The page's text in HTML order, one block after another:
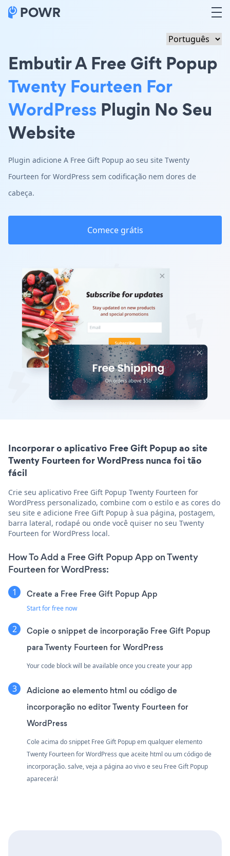
Embutir A Free Gift Popup
Twenty Fourteen For
WordPress Plugin No Seu
Website
Plugin adicione A Free Gift Popup ao seu site Twenty
Fourteen for WordPress sem codificação nem dores de
cabeça.
Comece grátis
Incorporar o aplicativo Free Gift Popup ao site
Twenty Fourteen for WordPress nunca foi tão
fácil
Crie seu aplicativo Free Gift Popup Twenty Fourteen for
WordPress personalizado, combine com o estilo e as cores do
seu site e adicione Free Gift Popup à sua página, postagem,
barra lateral, rodapé ou onde você quiser no seu Twenty
Fourteen for WordPress local.
How To Add a Free Gift Popup App on Twenty
Fourteen for WordPress:
Create a Free Free Gift Popup App
Start for free now
Copie o snippet de incorporação Free Gift Popup
para Twenty Fourteen for WordPress
Your code block will be available once you create your app
Adicione ao elemento html ou código de
incorporação no editor Twenty Fourteen for
WordPress
Cole acima do snippet Free Gift Popup em qualquer elemento
Twenty Fourteen for WordPress que aceite html ou um código de
incorporação. salve, veja a página ao vivo e seu Free Gift Popup
aparecerá!